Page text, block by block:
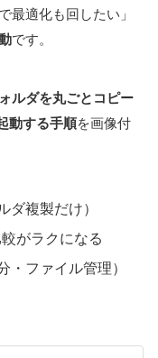
最適化も回したい」
です。
ルダを丸ごとコピー
動する手順を画像付
ダ複製だけ）
がラクになる
・ファイル管理）